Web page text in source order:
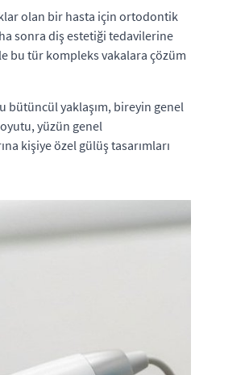
olan bir hasta için ortodontik
sonra diş estetiği tedavilerine
bu tür kompleks vakalara çözüm
bütüncül yaklaşım, bireyin genel
yüzün genel
kişiye özel gülüş tasarımları